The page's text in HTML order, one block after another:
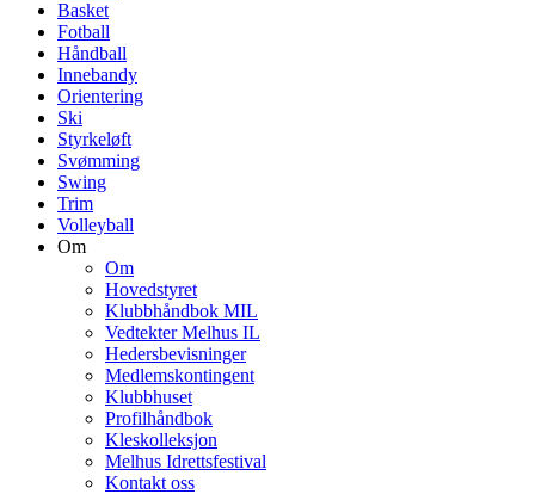
Basket
Fotball
Håndball
Innebandy
Orientering
Ski
Styrkeløft
Svømming
Swing
Trim
Volleyball
Om
Om
Hovedstyret
Klubbhåndbok MIL
Vedtekter Melhus IL
Hedersbevisninger
Medlemskontingent
Klubbhuset
Profilhåndbok
Kleskolleksjon
Melhus Idrettsfestival
Kontakt oss